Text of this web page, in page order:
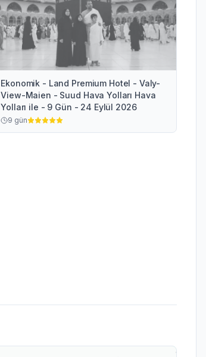
Ekonomik - Land Premium Hotel - Valy-
View-Maien - Suud Hava Yolları Hava
Yolları ile - 9 Gün - 24 Eylül 2026
9 gün